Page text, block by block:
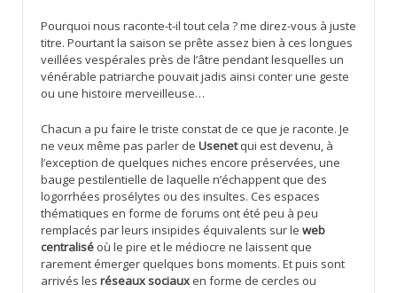
Pourquoi nous raconte-t-il tout cela ? me direz-vous à juste
titre. Pourtant la saison se prête assez bien à ces longues
veillées vespérales près de l’âtre pendant lesquelles un
vénérable patriarche pouvait jadis ainsi conter une geste
ou une histoire merveilleuse…
Chacun a pu faire le triste constat de ce que je raconte. Je
ne veux même pas parler de Usenetqui est devenu, à
l’exception de quelques niches encore préservées, une
bauge pestilentielle de laquelle n’échappent que des
logorrhées prosélytes ou des insultes. Ces espaces
thématiques en forme de forums ont été peu à peu
remplacés par leurs insipides équivalents sur le web
centralisé où le pire et le médiocre ne laissent que
rarement émerger quelques bons moments. Et puis sont
arrivés les réseaux sociaux en forme de cercles ou